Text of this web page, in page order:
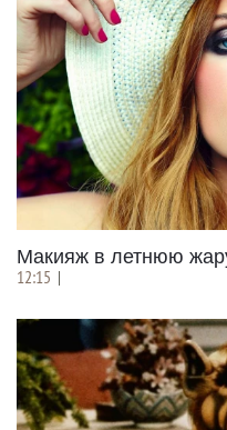
Макияж в летнюю
12:15 |